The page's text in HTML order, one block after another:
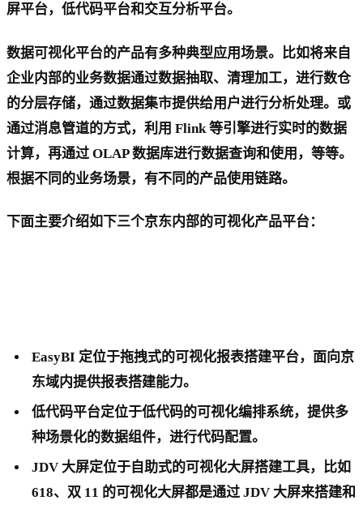
屏平台，低代码平台和交互分析平台。
数据可视化平台的产品有多种典型应用场景。比如将来自
企业内部的业务数据通过数据抽取、清理加工，进行数仓
的分层存储，通过数据集市提供给用户进行分析处理。或
通过消息管道的方式，利用 Flink 等引擎进行实时的数据
计算，再通过 OLAP 数据库进行数据查询和使用，等等。
根据不同的业务场景，有不同的产品使用链路。
下面主要介绍如下三个京东内部的可视化产品平台：
EasyBI 定位于拖拽式的可视化报表搭建平台，面向京
东域内提供报表搭建能力。
低代码平台定位于低代码的可视化编排系统，提供多
种场景化的数据组件，进行代码配置。
JDV 大屏定位于自助式的可视化大屏搭建工具，比如
618、双 11 的可视化大屏都是通过 JDV 大屏来搭建和